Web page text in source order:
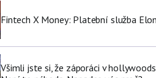
Fintech X Money: Platební služba
Všimli jste si, že záporáci v